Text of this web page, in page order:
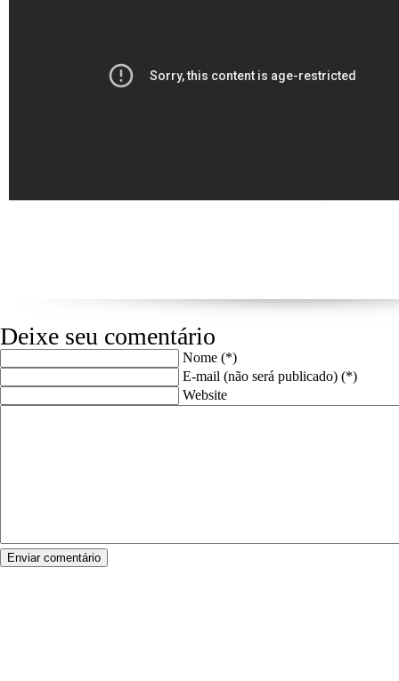
Deixe seu comentário
Nome (*)
E-mail (não será publicado) (*)
Website